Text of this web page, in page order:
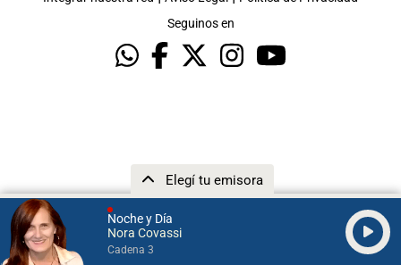
Noche y Día
Nora Covassi
Cadena 3
Elegí tu emisora
Seguinos en